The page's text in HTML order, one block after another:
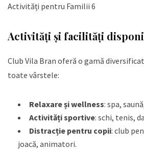
Activități pentru Familii 6
Activități și facilități
Club Vila Bran oferă o gamă
toate vârstele:
Relaxare și wellness: spa,
Activități sportive: schi, tenis,
Distracție pentru copii: club
joacă, animatori.